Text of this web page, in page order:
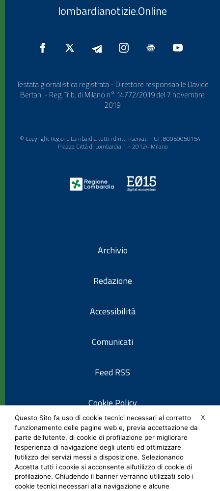
lombardianotizie.Online
Testata giornalistica registrata - Direttore responsabile Davide
Bertani - Reg. Trib. di Milano n° 14772/2019 del 7 novembre
2019
© Copyright Regione Lombardia tutti i diritti riservati - C.F. 80050050154 -
Piazza Città di Lombardia 1 - 20124 Milano
Archivio
Redazione
Accessibilità
Comunicati
Feed RSS
Cookie Policy
Informativa privacy
Note legali
X
Questo Sito fa uso di cookie tecnici necessari al corretto
funzionamento delle pagine web e, previa accettazione da
parte dell’utente, di cookie di profilazione per migliorare
l’esperienza di navigazione degli utenti ed ottimizzare
l’utilizzo dei servizi messi a disposizione. Selezionando
Accetta tutti i cookie si acconsente all’utilizzo di cookie di
profilazione. Chiudendo il banner verranno utilizzati solo i
cookie tecnici necessari alla navigazione e alcune